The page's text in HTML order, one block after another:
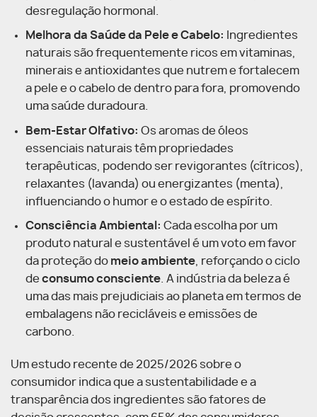
desregulação hormonal.
Melhora da Saúde da Pele e Cabelo:
Ingredientes
naturais são frequentemente ricos em vitaminas,
minerais e antioxidantes que nutrem e fortalecem
a pele e o cabelo de dentro para fora, promovendo
uma saúde duradoura.
Bem-Estar Olfativo: Os aromas de óleos
essenciais naturais têm propriedades
terapêuticas, podendo ser revigorantes (cítricos),
relaxantes (lavanda) ou energizantes (menta),
influenciando o humor e o estado de espírito.
Consciência Ambiental: Cada escolha por um
produto natural e sustentável é um voto em favor
da proteção do meio ambiente, reforçando o ciclo
deconsumo consciente. A indústria da beleza é
uma das mais prejudiciais ao planeta em termos de
embalagens não recicláveis e emissões de
carbono.
Um estudo recente de 2025/2026 sobre o
consumidor indica que a sustentabilidade e a
transparência dos ingredientes são fatores de